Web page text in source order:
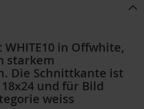
in Offwhite,
starkem
Die Schnittkante ist
und für Bild
weiss